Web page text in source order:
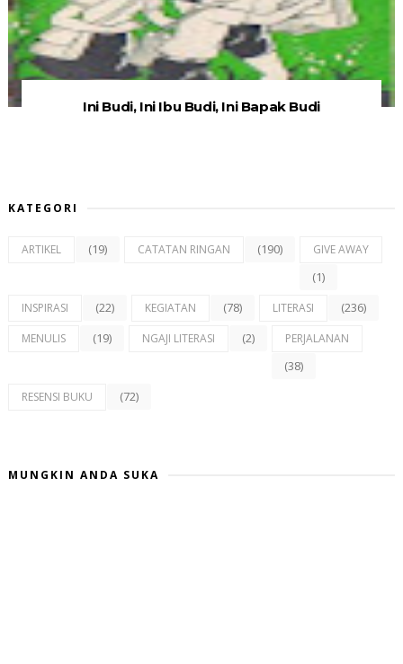
Ini Budi, Ini Ibu Budi, Ini Bapak Budi
KATEGORI
ARTIKEL (19) CATATAN RINGAN (190) GIVE AWAY
(1)
INSPIRASI (22) KEGIATAN (78) LITERASI (236)
MENULIS (19) NGAJI LITERASI (2) PERJALANAN
(38)
RESENSI BUKU (72)
MUNGKIN ANDA SUKA